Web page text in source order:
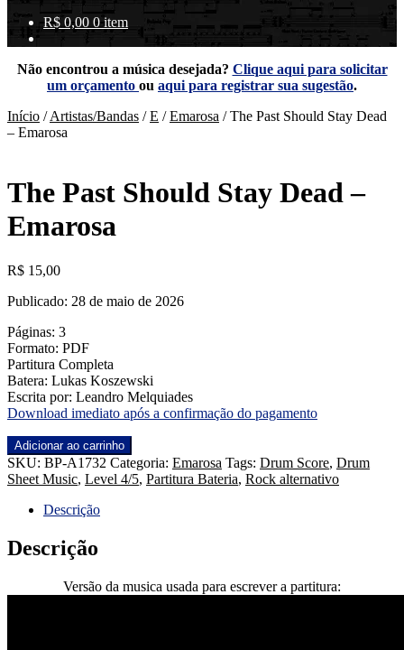
R$0,00 0 item
Não encontrou a música desejada? Clique aqui para solicitar
um orçamento ou aqui para registrar sua sugestão.
Início /Artistas/Bandas /E /Emarosa /The Past Should Stay Dead
– Emarosa
The Past Should Stay Dead –
Emarosa
R$ 15,00
Publicado: 28 de maio de 2026
Páginas: 3
Formato: PDF
Partitura Completa
Batera: Lukas Koszewski
Escrita por: Leandro Melquiades
Download imediato após a confirmação do pagamento
The
Past
Should
Dead
Emarosa
quantidade
Adicionar ao carrinho
SKU: BP-A1732 Categoria: Emarosa Tags: Drum Score, Drum
Sheet Music, Level 4/5, Partitura Bateria, Rock alternativo
Descrição
Descrição
Versão da musica usada para escrever a partitura: